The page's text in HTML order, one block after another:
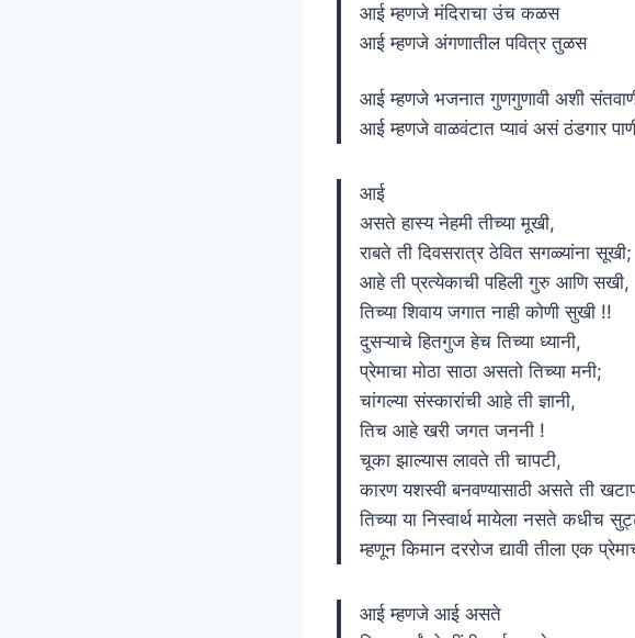
आई म्हणजे मंदिराचा उंच कळस
आई म्हणजे अंगणातील पवित्र तुळस
आई म्हणजे भजनात गुणगुणावी अशी
आई म्हणजे वाळवंटात प्यावं असं ठंडगार
आई
असते हास्य नेहमी तीच्या मूखी,
राबते ती दिवसरात्र ठेवित सगळ्यांना सूखी;
आहे ती प्रत्येकाची पहिली गुरु आणि सखी,
तिच्या शिवाय जगात नाही कोणी सुखी !!
दुसऱ्याचे हितगुज हेच तिच्या ध्यानी,
प्रेमाचा मोठा साठा असतो तिच्या मनी;
चांगल्या संस्कारांची आहे ती ज्ञानी,
तिच आहे खरी जगत जननी !
चूका झाल्यास लावते ती चापटी,
कारण यशस्वी बनवण्यासाठी असते ती
तिच्या या निस्वार्थ मायेला नसते कधीच
म्हणून किमान दररोज द्यावी तीला एक
आई म्हणजे आई असते